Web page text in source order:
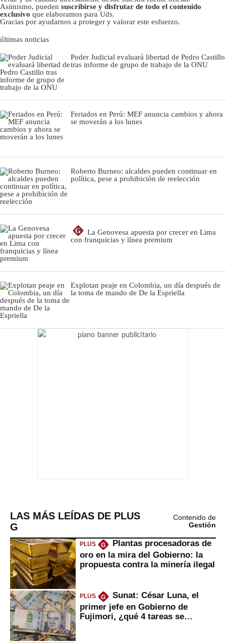
Asimismo, pueden suscribirse y disfrutar de todo el contenido
exclusivo que elaboramos para Uds.
Gracias por ayudarnos a proteger y valorar este esfuerzo.
últimas noticias
Poder Judicial evaluará libertad de Pedro Castillo
tras informe de grupo de trabajo de la ONU
Feriados en Perú: MEF anuncia cambios y ahora
se moverán a los lunes
Roberto Burneo: alcaldes pueden continuar en
política, pese a prohibición de reelección
G
La Genovesa apuesta por crecer en Lima
con franquicias y línea premium
Explotan peaje en Colombia, un día después de
la toma de mando de De la Espriella
LAS MÁS LEÍDAS DE PLUS
G
Contenido de
Gestión
PLUS G
Plantas procesadoras de
oro en la mira del Gobierno: la
propuesta contra la minería ilegal
PLUS G
Sunat: César Luna, el
primer jefe en Gobierno de
Fujimori, ¿qué 4 tareas se